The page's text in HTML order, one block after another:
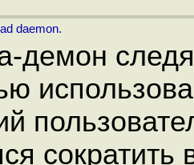
daemon.
демон
сократить